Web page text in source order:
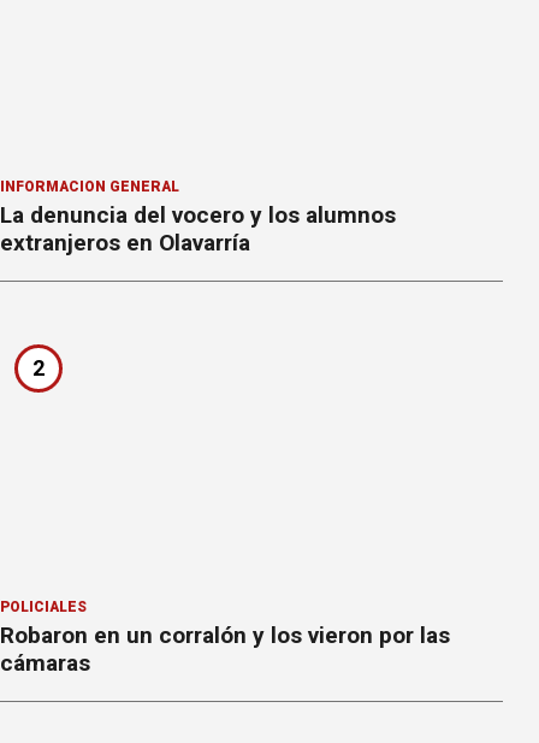
INFORMACION GENERAL
La denuncia del vocero y los alumnos
extranjeros en Olavarría
2
POLICIALES
Robaron en un corralón y los vieron por las
cámaras